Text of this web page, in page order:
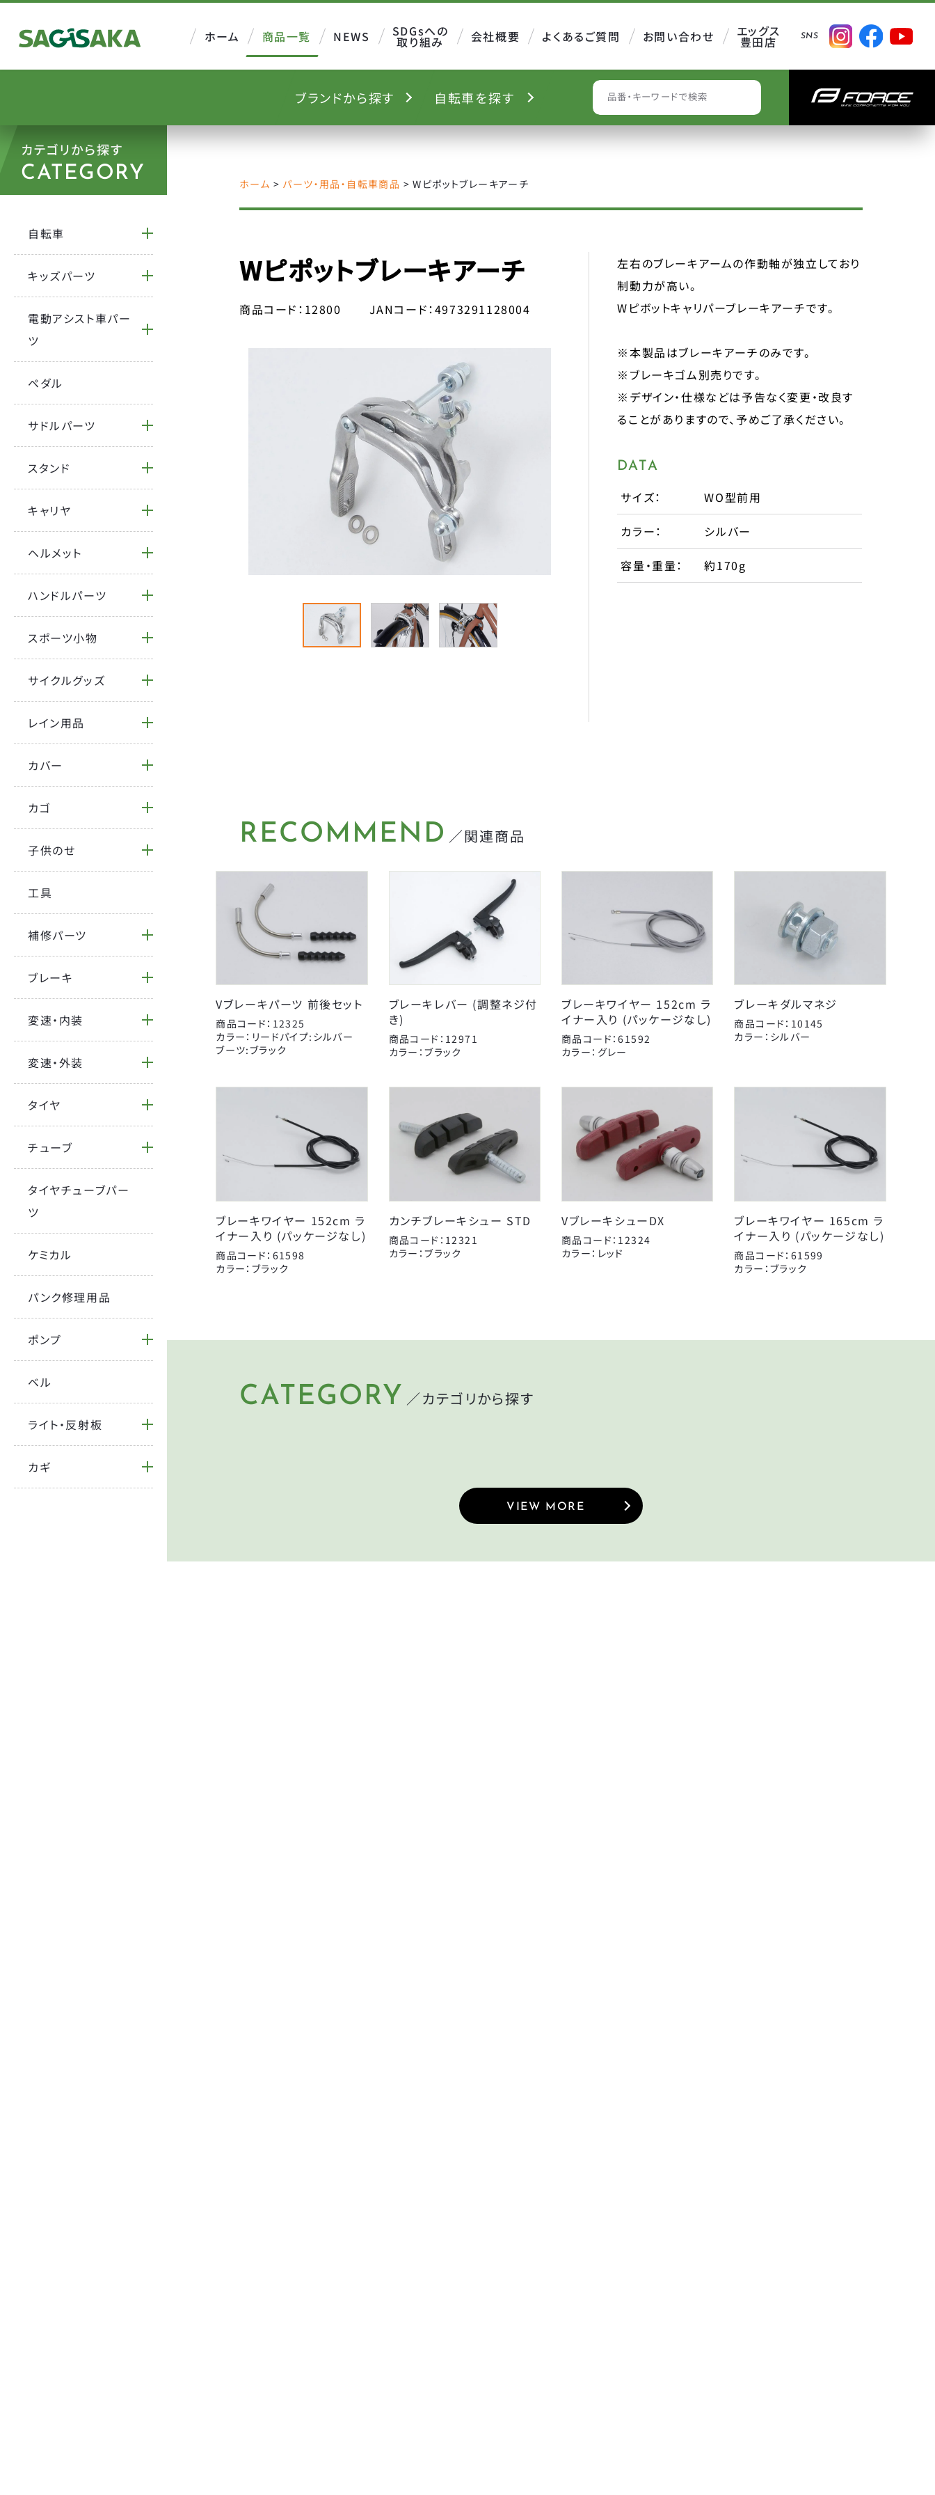
ホーム 商品一覧 NEWS SDGsへの
取り組み 会社概要 よくあるご質問 お問い合わせ エッグス
豊田店 SNS
ブランドから探す 自転車を探す
CATEGORY
電動アシスト車パーツ
ペダル
子供のせ
工具
ブレーキ 変速・内装
変速・外装
チューブ タイヤチューブパーツ
ケミカル
ベル
ライト・反射板
BRAND
AMERICAN EAGLE Coleman
J&C
エール
オージーケーカブト
オージーケー技研 カナック企画
カミオジャパン
ティーエス ニッコー
パナソニックサイクルテ
ック
パナレーサー
マジックワン マルニ工業
ユニコ
丸八工機
呉工業
昭和インダストリーズ
真田嘉商店 川住製作所
扇工業
大久保製作所
東京ベル製作所 日本パレード
日本反射器工業
その他
BICYCLE
AMERICAN EAGLE サギサカオリジナル こげーる
カテゴリから探す
CATEGORY
自転車
キッズパーツ
電動アシスト車パー
ツ
ペダル
サドルパーツ
スタンド
キャリヤ
ヘルメット
ハンドルパーツ
スポーツ小物
サイクルグッズ
レイン用品
カバー
カゴ
子供のせ
工具
補修パーツ
ブレーキ
変速・内装
変速・外装
タイヤ
チューブ
タイヤチューブパー
ツ
ケミカル
パンク修理用品
ポンプ
ベル
ライト・反射板
カギ
ホーム > パーツ・用品・自転車商品 >Wピポットブレーキアーチ
Wピポットブレーキアーチ
商品コード： 12800 JANコード：4973291128004
左右のブレーキアームの作動軸が独立しており
制動力が高い。
Wピボットキャリパーブレーキアーチです。
※本製品はブレーキアーチのみです。
※ブレーキゴム別売りです。
※デザイン・仕様などは予告なく変更・改良す
ることがありますので、予めご了承ください。
DATA
サイズ： WO型前用
カラー： シルバー
容量・重量： 約170g
RECOMMEND ／関連商品
Vブレーキパーツ 前後セット
商品コード：12325
カラー：リードパイプ:シルバー
ブーツ:ブラック
ブレーキレバー (調整ネジ付
き)
商品コード：12971
カラー：ブラック
ブレーキワイヤー 152cm ラ
イナー入り (パッケージなし)
商品コード：61592
カラー：グレー
ブレーキダルマネジ
商品コード：10145
カラー：シルバー
ブレーキワイヤー 152cm ラ
イナー入り (パッケージなし)
商品コード：61598
カラー：ブラック
カンチブレーキシュー STD
商品コード：12321
カラー：ブラック
VブレーキシューDX
商品コード：12324
カラー：レッド
ブレーキワイヤー 165cm ラ
イナー入り (パッケージなし)
商品コード：61599
カラー：ブラック
CATEGORY ／カテゴリから探す
HELMET LIGHT
VIEW MORE